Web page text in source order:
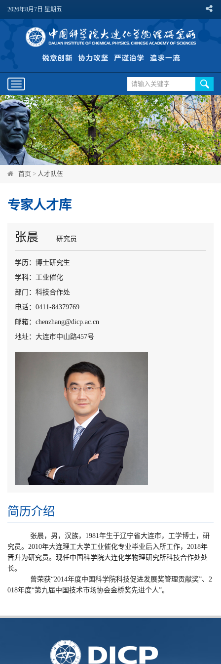
2026年8月7日 星期五
Toggle
navigation
首页 > 人才队伍
专家人才库
张晨 研究员
学历：博士研究生
学科：工业催化
部门：科技合作处
电话：0411-84379769
邮箱：chenzhang@dicp.ac.cn
地址：大连市中山路457号
简历介绍
张晨，男，汉族， 1981年生于辽宁省大连市，工学博士，研
究员。2010年大连理工大学工业催化专业毕业后入所工作，2018年
晋升为研究员。现任中国科学院大连化学物理研究所科技合作处处
长。
曾荣获“2014年度中国科学院科技促进发展奖管理贡献奖”、2
018年度“第九届中国技术市场协会金桥奖先进个人”。